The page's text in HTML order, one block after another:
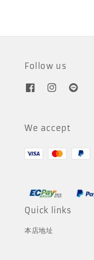
Follow us
We accept
Quick links
本店地址